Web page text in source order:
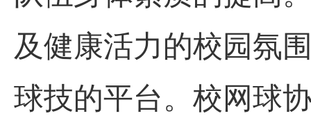
及健康活力的校园氛
球技的平台。校网球